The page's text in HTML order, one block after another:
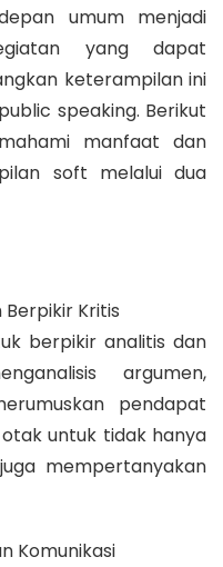
umum menjadi
yang dapat
keterampilan ini
speaking. Berikut
manfaat dan
soft melalui dua
Kritis
berpikir analitis dan
argumen,
pendapat
untuk tidak hanya
mempertanyakan
Komunikasi